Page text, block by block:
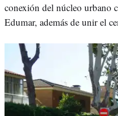
conexión del núcleo urbano
Edumar, además de unir el